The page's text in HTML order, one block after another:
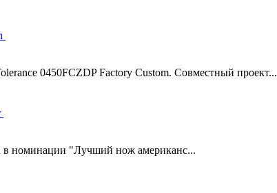
0450FCZDP Factory Custom. Совместный проект...
номинации "Лучший нож американс...